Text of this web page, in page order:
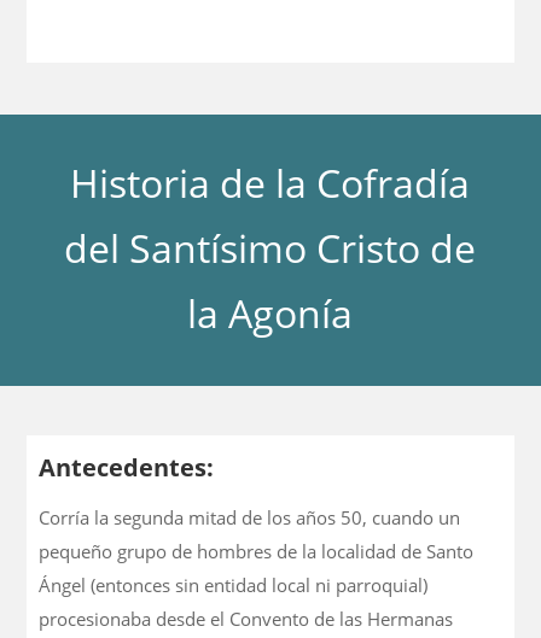
Historia de la Cofradía
del Santísimo Cristo de
la Agonía
Antecedentes:
Corría la segunda mitad de los años 50, cuando un
pequeño grupo de hombres de la localidad de Santo
Ángel (entonces sin entidad local ni parroquial)
procesionaba desde el Convento de las Hermanas